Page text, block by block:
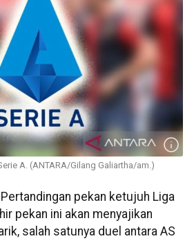
A. (ANTARA/Gilang Galiartha/am.)
pekan ketujuh Liga
pekan ini akan menyajikan
salah satunya duel antara AS